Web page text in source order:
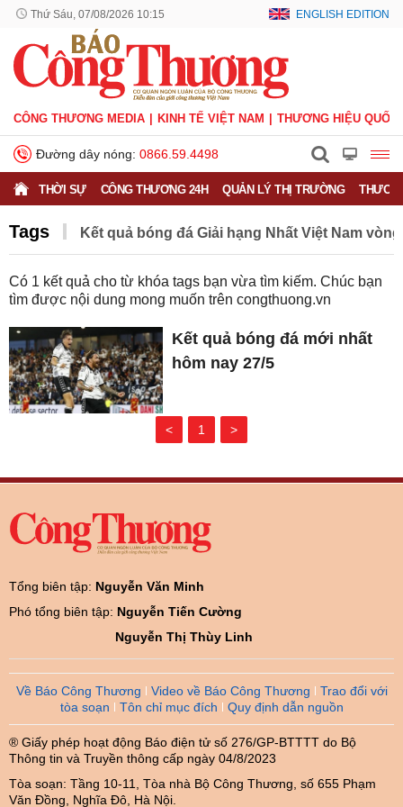
Thứ Sáu, 07/08/2026 10:15 ENGLISH EDITION
CÔNG THƯƠNG MEDIA KINH TẾ VIỆT NAM THƯƠNG HIỆU QUỐC
Đường dây nóng: 0866.59.4498
THỜI SỰ CÔNG THƯƠNG 24H QUẢN LÝ THỊ TRƯỜNG
Tags Kết quả bóng đá Giải hạng Nhất Việt Nam vòng
Có 1 kết quả cho từ khóa tags bạn vừa tìm kiếm. Chúc bạn
tìm được nội dung mong muốn trên congthuong.vn
Kết quả bóng đá mới nhất
hôm nay 27/5
< 1 >
Tổng biên tập: Nguyễn Văn Minh
Phó tổng biên tập: Nguyễn Tiến Cường
Nguyễn Thị Thùy Linh
Về Báo Công Thương Video về Báo Công Thương
Trao đổi với
tòa soạn
Tôn chỉ mục đích Quy định dẫn nguồn
® Giấy phép hoạt động Báo điện tử số 276/GP-BTTTT do Bộ
Thông tin và Truyền thông cấp ngày 04/8/2023
Tòa soạn: Tầng 10-11, Tòa nhà Bộ Công Thương, số 655 Phạm
Văn Đồng, Nghĩa Đô, Hà Nội.